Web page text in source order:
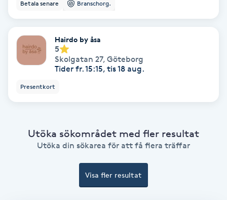
Gellack
Gellack med förstärkning
Gravidmassage
Gravidyoga
Gua Sha-massage
Betala senare Branschorg.
Hairdo by åsa
5
Skolgatan 27, Göteborg
Tider fr. 15:15, tis 18 aug.
Presentkort
Utöka sökområdet med fler resultat
Utöka din sökarea för att få flera träffar
Visa fler resultat